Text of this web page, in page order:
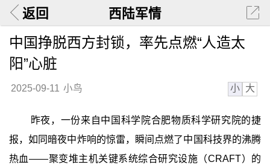
返回 西陆军情
中国挣脱西方封锁，率先点燃“人造太
阳”心脏
2025-09-11 小鸟 小 大
昨夜，一份来自中国科学院合肥物质科学研究院的捷
报，如同暗夜中炸响的惊雷，瞬间点燃了中国科技界的沸腾
热血——聚变堆主机关键系统综合研究设施（CRAFT）的